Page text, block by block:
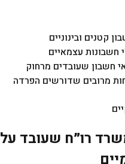
קטנים ובינוניים
חשבונות עצמאיים
חשבון שעובדים מרחוק
מרובים שדורשים הפרדה
רו״ח שעובד על